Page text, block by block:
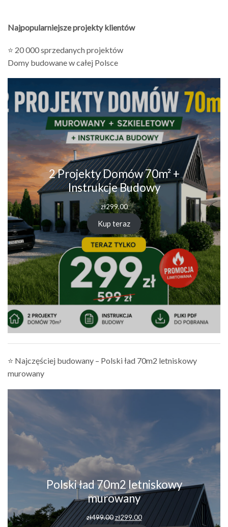
Najpopularniejsze projekty klientów
⭐ 20 000 sprzedanych projektów
Domy budowane w całej Polsce
2 Projekty Domów 70m² +
Instrukcje Budowy
zł299.00
Kup teraz
⭐ Najczęściej budowany – Polski ład 70m2 letniskowy
murowany
Polski ład 70m2 letniskowy
murowany
zł499.00Pierwotna
cena
zł299.00Aktualna
cena